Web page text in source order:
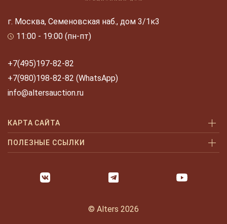
г. Москва, Семеновская наб., дом 3/1к3
11:00 - 19:00 (пн-пт)
+7(495)197-82-82
+7(980)198-82-82 (WhatsApp)
info@altersauction.ru
КАРТА САЙТА
Аукционы
Как продать
ПОЛЕЗНЫЕ ССЫЛКИ
Оплата и доставка
Часто задаваемые вопросы
© Alters 2026